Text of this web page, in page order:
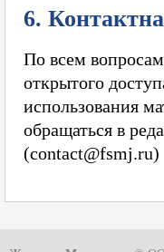
6.
По всем
открытого
использования
обращаться в
(contact@fsmj.ru)